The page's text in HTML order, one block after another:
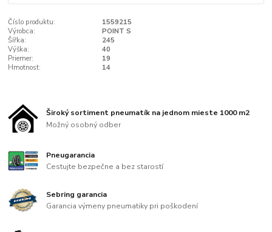
Číslo produktu:
1559215
Výrobca:
POINT S
Šířka:
245
Výška:
40
Priemer:
19
Hmotnost:
14
Široký sortiment pneumatík na jednom mieste 1000 m2
Možný osobný odber
Pneugarancia
Cestujte bezpečne a bez starostí
Sebring garancia
Garancia výmeny pneumatiky pri poškodení